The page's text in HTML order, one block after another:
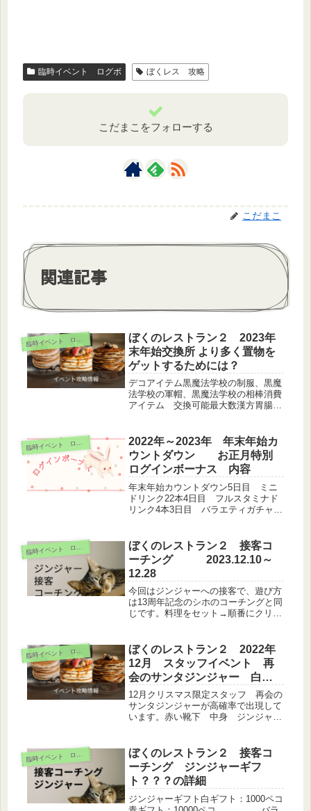
臨時イベント ログボ ぼくレス 攻略
こだまこをフォローする
こだまこ
関連記事
臨
時イベント ログボ
ぼくのレストラン２ 2023年
末年始交換所 より多く置物を
ゲットするためには？
デコアイテム黒魔法学校の制服、黒魔
法学校の軍帽、黒魔法学校の相棒消費
アイテム 交換可能最大数漢方胃腸薬
本スタミナドリンク10本ジンジャーエ
ール 50本×10＝500本...
臨
時イベント ログボ
2022年～2023年 年末年始カ
ウントダウン お正月特別
ログインボーナス 内容
年末年始カウントダウン5日目 ミニ
ドリンク22本4日目 フルスタミナド
リンク4本3日目 バラエティガチャ
元旦 お年玉BOX うさぎの鏡餅（デ
コ）295100ペコ ジンジ...
臨
時イベント ログボ
ぼくのレストラン２ 接客コ
ーチング 2023.12.10～
12.28
今回はジンジャーへの接客で、遊び方
は13周年記念のシホのコーチングと同
じです。料理をセット→順番にクリッ
ンジャー 中華魔法ジンジャー フレ
ンチ王様ジンジャー 和食※12月2...
臨
時イベント ログボ
ぼくのレストラン２ 2022年
12月 スタッフイベント 再
会のサンタジンジャー 白い
靴下・赤い靴下の中身は？
12月クリスマス限定スタッフ 再会の
サンタジンジャーが高確率で出現して
います。赤い靴下 中身 ジンジャー
ト、胃薬、フリーザーパック10個、レ
ベルアップ券10枚白い靴...
臨
時イベント ログボ
ぼくのレストラン２ 接客コ
ーチング ジンジャーギフ
ト？？？の詳細
ジンジャーギフト白ギフト：1000ペコ